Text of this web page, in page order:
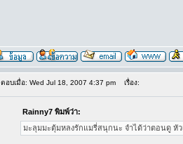
ตอบเมื่อ: Wed Jul 18, 2007 4:37 pm เรื่อง:
Rainny7 พิมพ์ว่า:
มะลุมมะตุ้มหลงรักแมรี่สนุกนะ จำได้ว่าตอนดู หั